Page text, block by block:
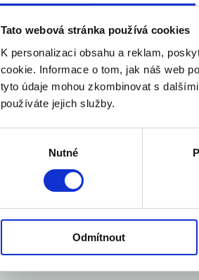
Tato webová stránka používá cookies
K personalizaci obsahu a reklam,
cookie. Informace o tom, jak náš web
tyto údaje mohou zkombinovat s
používáte jejich služby.
Nutné
Odmítnout